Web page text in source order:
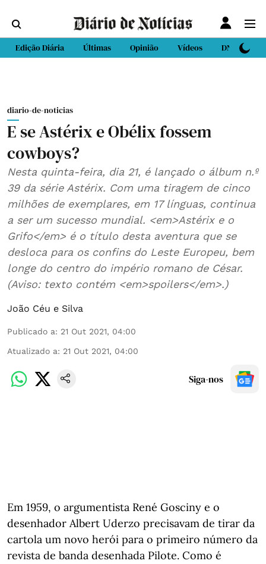
Edição Diária Últimas Opinião Vídeos DN Sport
diario-de-noticias
E se Astérix e Obélix fossem
cowboys?
Nesta quinta-feira, dia 21, é lançado o álbum n.º
39 da série Astérix. Com uma tiragem de cinco
milhões de exemplares, em 17 línguas, continua
a ser um sucesso mundial. <em>Astérix e o
Grifo</em> é o título desta aventura que se
desloca para os confins do Leste Europeu, bem
longe do centro do império romano de César.
(Aviso: texto contém <em>spoilers</em>.)
João Céu e Silva
Publicado a: 21 Out 2021, 04:00
Atualizado a: 21 Out 2021, 04:00
Siga-nos
Em 1959, o argumentista René Gosciny e o
desenhador Albert Uderzo precisavam de tirar da
cartola um novo herói para o primeiro número da
revista de banda desenhada Pilote. Como é